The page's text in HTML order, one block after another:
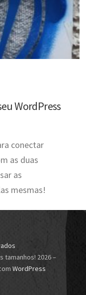
WordPress
conectar
as duas
as
mesmas!
tamanhos! 2026–
WordPress